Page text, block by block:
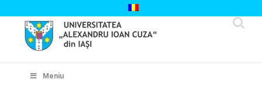
to
content
Meniu